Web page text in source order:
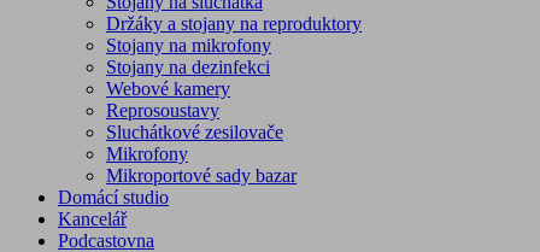
Držáky a stojany na reproduktory
Stojany na mikrofony
Stojany na dezinfekci
Webové kamery
Reprosoustavy
Sluchátkové zesilovače
Mikrofony
Mikroportové sady bazar
Domácí studio
Kancelář
Podcastovna